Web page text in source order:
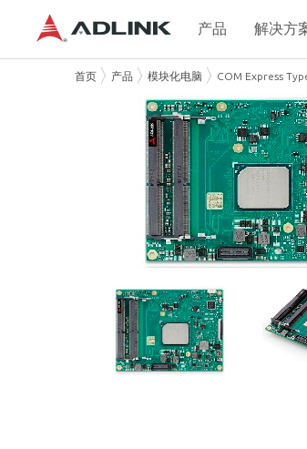
产品 解决方
首页 产品 模块化电脑 COM Express